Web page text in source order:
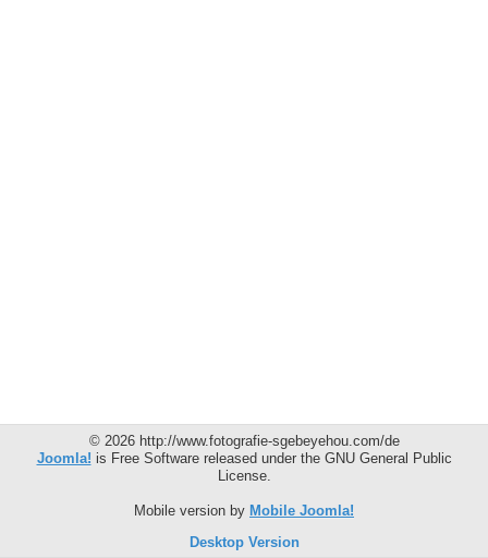
© 2026 http://www.fotografie-sgebeyehou.com/de
Joomla! is Free Software released under the GNU General Public
License.
Mobile version by Mobile Joomla!
Desktop Version